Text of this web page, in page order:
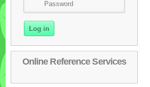
Online Reference Services